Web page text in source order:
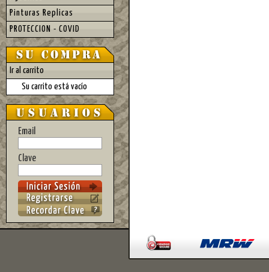
Pinturas Replicas
PROTECCION - COVID
Ir al carrito
Su carrito está vacío
Email
Clave